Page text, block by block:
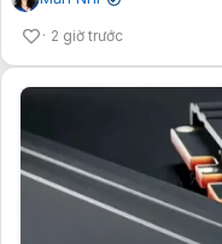
2 giờ trước